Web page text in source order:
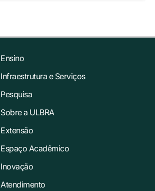
Ensino
Infraestrutura e Serviços
Pesquisa
Sobre a ULBRA
Extensão
Espaço Acadêmico
Inovação
Atendimento